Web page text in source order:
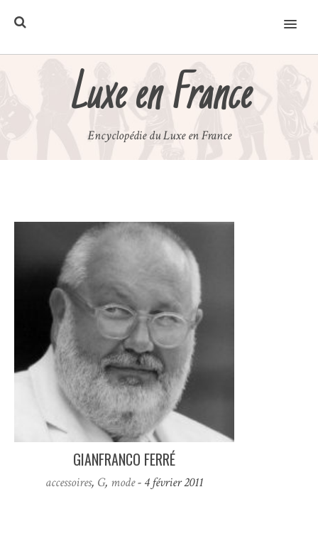
MENU
Luxe en France
Encyclopédie du Luxe en France
GIANFRANCO FERRÉ
accessoires, G, mode- 4 février 2011